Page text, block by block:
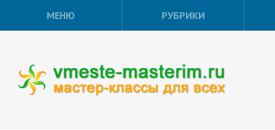
МЕНЮ РУБРИКИ